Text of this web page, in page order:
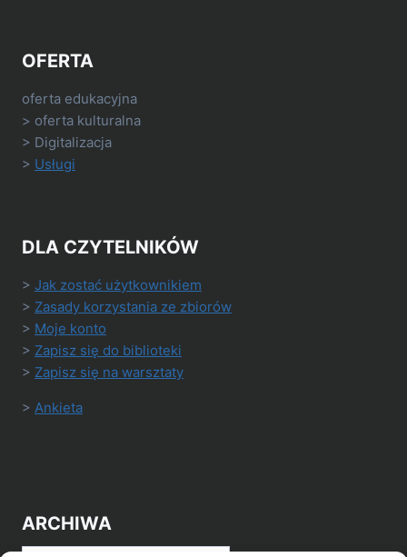
OFERTA
oferta edukacyjna
> oferta kulturalna
> Digitalizacja
> Usługi
DLA CZYTELNIKÓW
> Jak zostać użytkownikiem
> Zasady korzystania ze zbiorów
> Moje konto
> Zapisz się do biblioteki
> Zapisz się na warsztaty
> Ankieta
ARCHIWA